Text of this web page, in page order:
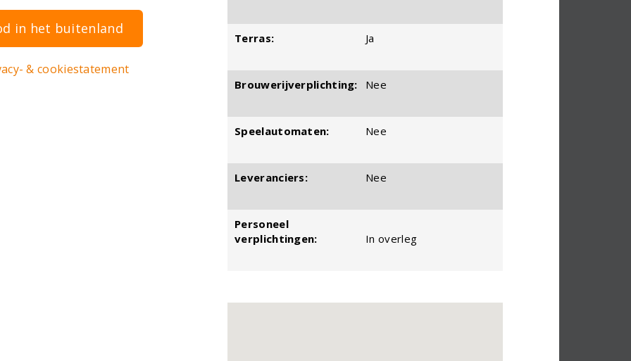
in het buitenland
& cookiestatement
Terras: Ja
Brouwerijverplichting: Nee
Speelautomaten: Nee
Leveranciers: Nee
Personeel
verplichtingen:
In overleg